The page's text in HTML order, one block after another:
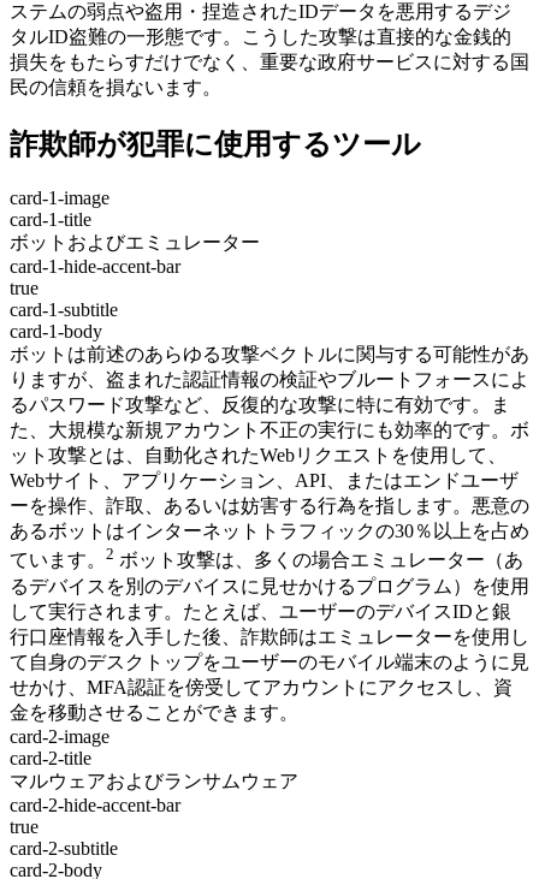
ステムの弱点や盗用・捏造されたIDデータを悪用するデジ
タルID盗難の一形態です。こうした攻撃は直接的な金銭的
損失をもたらすだけでなく、重要な政府サービスに対する国
民の信頼を損ないます。
詐欺師が犯罪に使用するツール
card-1-image
card-1-title
ボットおよびエミュレーター
card-1-hide-accent-bar
true
card-1-subtitle
card-1-body
ボットは前述のあらゆる攻撃ベクトルに関与する可能性があ
りますが、盗まれた認証情報の検証やブルートフォースによ
るパスワード攻撃など、反復的な攻撃に特に有効です。ま
た、大規模な新規アカウント不正の実行にも効率的です。ボ
ット攻撃とは、自動化されたWebリクエストを使用して、
Webサイト、アプリケーション、API、またはエンドユーザ
ーを操作、詐取、あるいは妨害する行為を指します。悪意の
あるボットはインターネットトラフィックの30％以上を占め
ています。 2 ボット攻撃は、多くの場合エミュレーター（あ
るデバイスを別のデバイスに見せかけるプログラム）を使用
して実行されます。たとえば、ユーザーのデバイスIDと銀
行口座情報を入手した後、詐欺師はエミュレーターを使用し
て自身のデスクトップをユーザーのモバイル端末のように見
せかけ、MFA認証を傍受してアカウントにアクセスし、資
金を移動させることができます。
card-2-image
card-2-title
マルウェアおよびランサムウェア
card-2-hide-accent-bar
true
card-2-subtitle
card-2-body